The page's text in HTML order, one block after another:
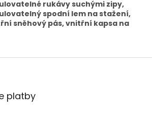
rukávy suchými zipy,
spodní lem na stažení,
sněhový pás, vnitřní kapsa na
platby